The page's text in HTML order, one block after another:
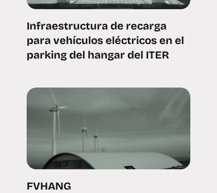
Infraestructura de recarga
para vehículos eléctricos en el
parking del hangar del ITER
FVHANG